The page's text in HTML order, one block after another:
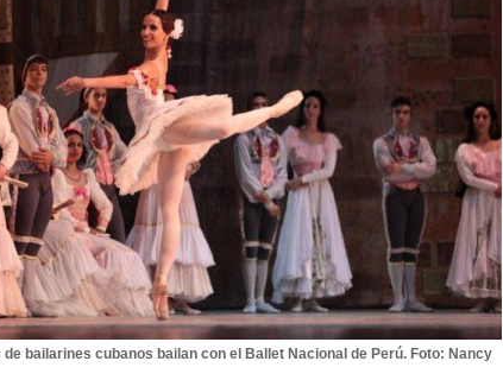
bailarines cubanos bailan con el Ballet Nacional de Perú. Foto: Nancy